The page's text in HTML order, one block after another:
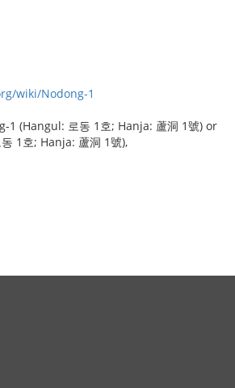
wiki/Nodong-1
1 (Hangul: 로동 1호; Hanja: 蘆洞 1號) or
1호; Hanja: 蘆洞 1號),